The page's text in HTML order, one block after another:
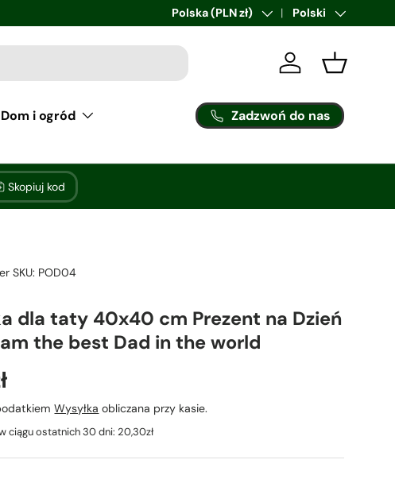
Kraj/region
Polska (PLN zł) JęzykPolski
Zaloguj sie
Kosz
Dom i ogród
Zadzwoń do nas
Skopiuj kod
SKU: POD04
dla taty 40x40 cm Prezent na Dzień
the best Dad in the world
Wysyłka obliczana przy kasie.
ciągu ostatnich 30 dni:20,30zł